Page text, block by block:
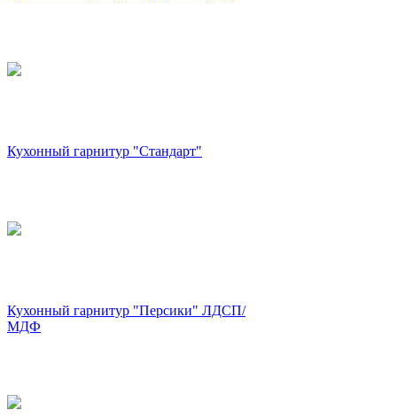
Кухонный гарнитур "Стандарт"
Кухонный гарнитур "Персики" ЛДСП/
МДФ